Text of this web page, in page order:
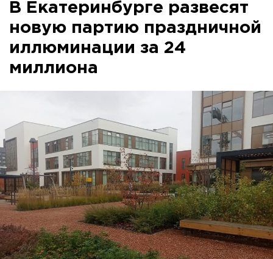
В Екатеринбурге развесят
новую партию праздничной
иллюминации за 24
миллиона